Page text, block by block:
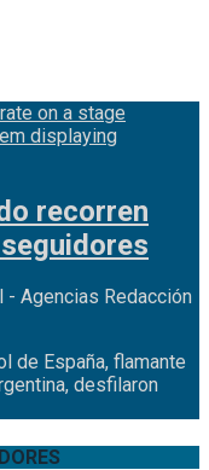
recorren
- Agencias Redacción
de España, flamante
desfilaron